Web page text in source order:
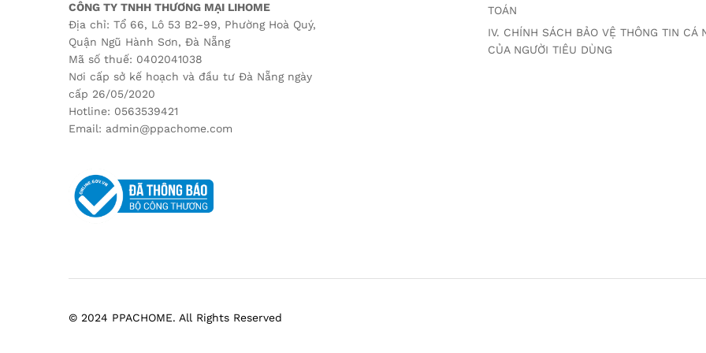
CÔNG TY TNHH THƯƠNG MẠI LIHOME
Địa chỉ: Tổ 66, Lô 53 B2-99, Phường Hoà Quý,
Quận Ngũ Hành Sơn, Đà Nẵng
Mã số thuế: 0402041038
Nơi cấp sở kế hoạch và đầu tư Đà Nẵng ngày
cấp 26/05/2020
Hotline: 0563539421
Email: admin@ppachome.com
TOÁN
IV. CHÍNH SÁCH BẢO VỆ THÔNG TIN CÁ
CỦA NGƯỜI TIÊU DÙNG
© 2024 PPACHOME. All Rights Reserved